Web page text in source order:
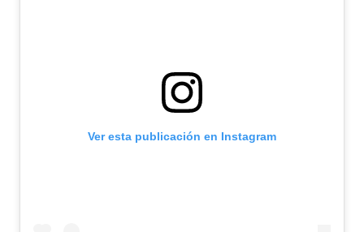
Ver esta publicación en Instagram